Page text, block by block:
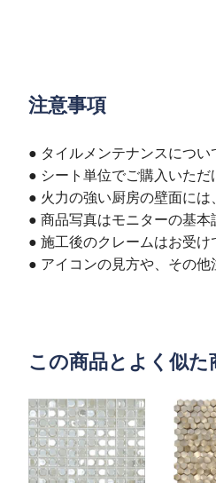
注意事項
● タイルメンテナンスについ
● シート単位でご購入いた
● 火力の強い厨房の壁面には
● 商品写真はモニターの基
● 施工後のクレームはお受
● アイコンの見方や、その他
この商品とよく似た